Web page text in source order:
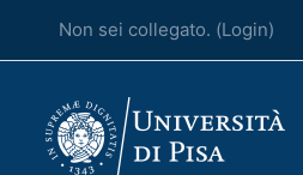
Non sei collegato. (Login)